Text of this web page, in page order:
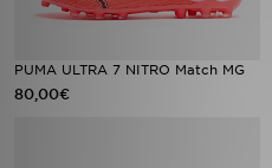
PUMA ULTRA 7 NITRO Match MG
80,00€